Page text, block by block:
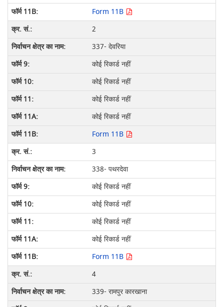
Form 11B
2
337- देवरिया
कोई रिकार्ड नहीं
कोई रिकार्ड नहीं
कोई रिकार्ड नहीं
कोई रिकार्ड नहीं
Form 11B
3
338- पथरदेवा
कोई रिकार्ड नहीं
कोई रिकार्ड नहीं
कोई रिकार्ड नहीं
कोई रिकार्ड नहीं
Form 11B
4
339- रामपुर कारखाना